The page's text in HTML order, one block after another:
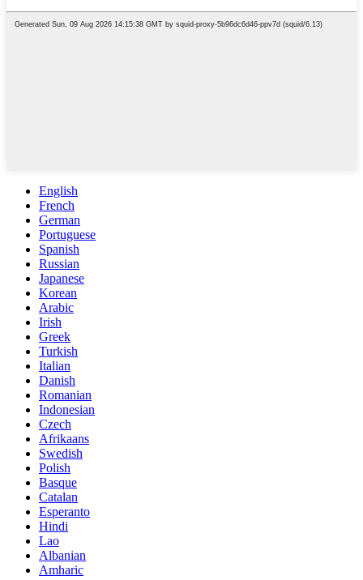
English
French
German
Portuguese
Spanish
Russian
Japanese
Korean
Arabic
Irish
Greek
Turkish
Italian
Danish
Romanian
Indonesian
Czech
Afrikaans
Swedish
Polish
Basque
Catalan
Esperanto
Hindi
Lao
Albanian
Amharic